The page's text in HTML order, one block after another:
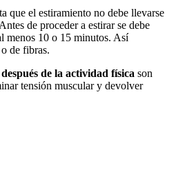
que el estiramiento no debe llevarse
de proceder a estirar se debe
menos 10 o 15 minutos. Así
de fibras.
después de la actividad física son
tensión muscular y devolver